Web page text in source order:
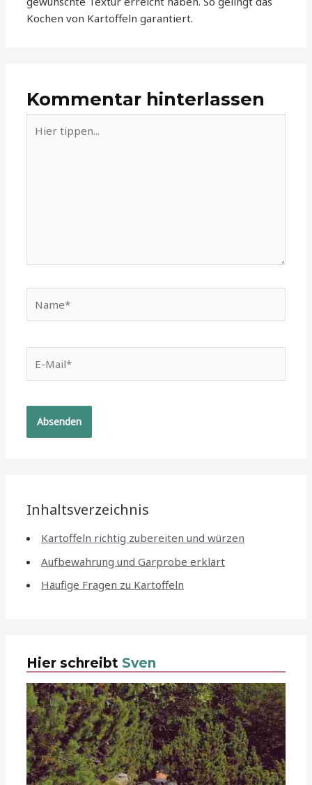
Kochen von Kartoffeln garantiert.
Kommentar hinterlassen
tippen...
Mail*
Inhaltsverzeichnis
Kartoffeln richtig zubereiten und würzen
Aufbewahrung und Garprobe erklärt
Häufige Fragen zu Kartoffeln
Hier schreibt Sven